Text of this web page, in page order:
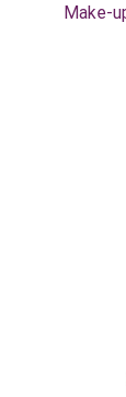
Make-